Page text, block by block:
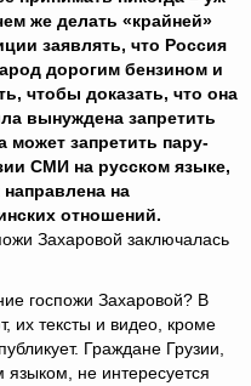
же делать «крайней»
заявлять, что Россия
дорогим бензином и
чтобы доказать, что она
вынуждена запретить
может запретить пару-
СМИ на русском языке,
на
отношений.
Захаровой заключалась
госпожи Захаровой? В
их тексты и видео, кроме
Граждане Грузии,
не интересуется